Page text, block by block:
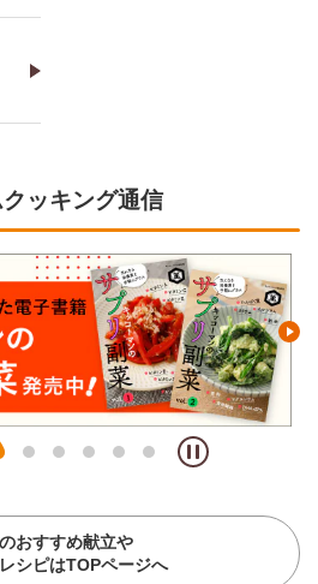
ッキング通信
おすすめ献立や
シピはTOPページへ